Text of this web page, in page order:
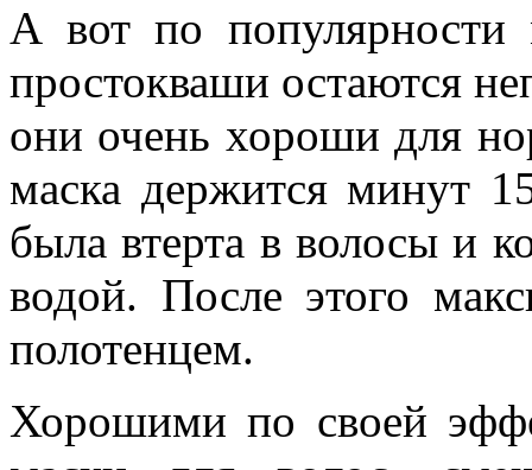
А вот по
простокваши остаются
они очень хороши для
маска держится минут
была втерта в волосы и
водой. После этого
полотенцем.
Хорошими по своей